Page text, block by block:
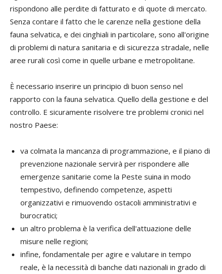
rispondono alle perdite di fatturato e di quote di mercato.
Senza contare il fatto che le carenze nella gestione della
fauna selvatica, e dei cinghiali in particolare, sono all'origine
di problemi di natura sanitaria e di sicurezza stradale, nelle
aree rurali così come in quelle urbane e metropolitane.
È necessario inserire un principio di buon senso nel
rapporto con la fauna selvatica. Quello della gestione e del
controllo. E sicuramente risolvere tre problemi cronici nel
nostro Paese:
va colmata la mancanza di programmazione, e il piano di
prevenzione nazionale servirà per rispondere alle
emergenze sanitarie come la Peste suina in modo
tempestivo, definendo competenze, aspetti
organizzativi e rimuovendo ostacoli amministrativi e
burocratici;
un altro problema è la verifica dell'attuazione delle
misure nelle regioni;
infine, fondamentale per agire e valutare in tempo
reale, è la necessità di banche dati nazionali in grado di